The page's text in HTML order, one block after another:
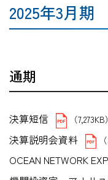
2025年3月期
通期
決算短信 （7,273KB）
決算説明会資料
OCEAN NETWORK